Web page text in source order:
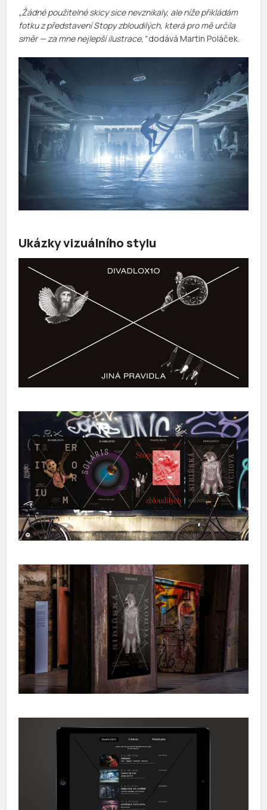
„Žádné použitelné skicy sice nevznikaly, ale níže přikládám
fotku z představení Stopy zbloudilých, která pro mě určila
směr — za mne nejlepší ilustrace,“dodává Martin Poláček.
Ukázky vizuálního stylu